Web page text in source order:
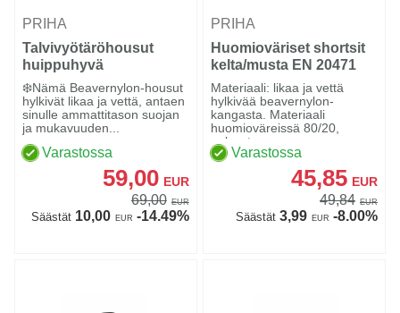
PRIHA
Talvivyötäröhousut
huippuhyvä
❄️Nämä Beavernylon-housut
hylkivät likaa ja vettä, antaen
sinulle ammattitason suojan
ja mukavuuden...
Varastossa
59,00 EUR
69,00 EUR
Säästät10,00 EUR -14.49%
PRIHA
Huomioväriset shortsit
kelta/musta EN 20471
Lk.1 - 4325
Materiaali: likaa ja vettä
hylkivää beavernylon-
kangasta. Materiaali
huomioväreissä 80/20,
polyeste...
Varastossa
45,85 EUR
49,84 EUR
Säästät3,99 EUR -8.00%